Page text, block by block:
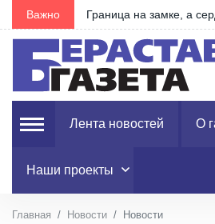
Важно Граница на замке, а
Лента новостей О
Наши проекты
Главная Новости Новости